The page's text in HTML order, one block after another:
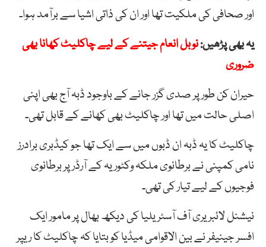
اور صحافی کی ملکیت تھا اور ان کی ذاتی اشیا سے برآمد ہوا۔
یہ بھی پڑھیں:نوبل انعام جیتنے کے لیے چاکلیٹ کھانا بھی
ضروری
حیران کن طور پر صدی گزر جانے کے باوجود ڈبہ آج بھی اپنی
اصلی حالت میں تھا اور چاکلیٹ بھی کھانے کے قابل تھی۔
چاکلیٹ کا یہ ڈبہ ان ڈبوں میں سے ایک تھا جو کیڈبری برادرز
نامی کمپنی نے برطانوی ملکہ وکٹوریہ کے آرڈر پر برطانوی
فوجیوں کے لیے تیار کی تھی۔
نیشنل لائبریری آف آسٹریلیا کی دیکھ بھال پر مامور ایک
افسر جینیفر نے بین الاقوامی میڈیا کو بتایا کہ چاکلیٹ کا ریپر